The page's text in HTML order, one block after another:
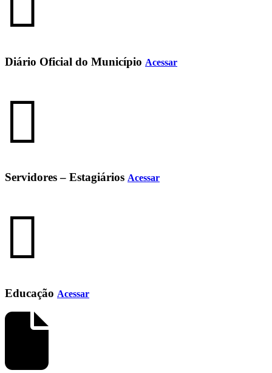
Diário Oficial do Município Acessar
Servidores – Estagiários Acessar
Educação Acessar